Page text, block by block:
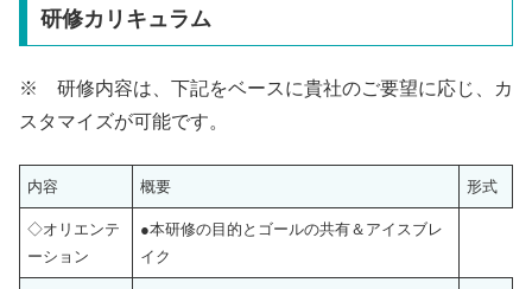
研修カリキュラム
※ 研修内容は、下記をベースに貴社のご要望に応じ、カ
スタマイズが可能です。
内容 概要 形式
◇オリエンテ
ーション
●本研修の目的とゴールの共有＆アイスブレ
イク